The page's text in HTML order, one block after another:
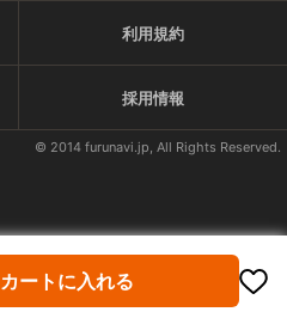
カートに入れる
利用規約
採用情報
© 2014 furunavi.jp, All Rights Reserved.